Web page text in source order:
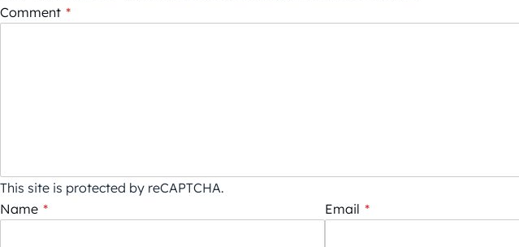
Comment *
This site is protected by reCAPTCHA.
Name * Email *